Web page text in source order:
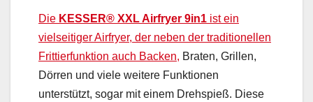
Die KESSER® XXL Airfryer 9in1 ist ein
vielseitiger Airfryer, der neben der traditionellen
Frittierfunktion auch Backen, Braten, Grillen,
Dörren und viele weitere Funktionen
unterstützt, sogar mit einem Drehspieß. Diese